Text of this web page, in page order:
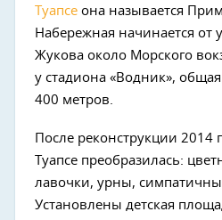
Туапсе она называется
Набережная начинается
Жукова около Морского
у стадиона «Водник»,
400 метров.
После реконструкции 2014
Туапсе преобразилась:
лавочки, урны,
Установлены детская